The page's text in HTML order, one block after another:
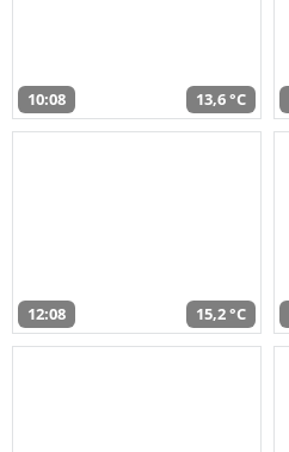
10:08 13,6 °C
12:08 15,2 °C